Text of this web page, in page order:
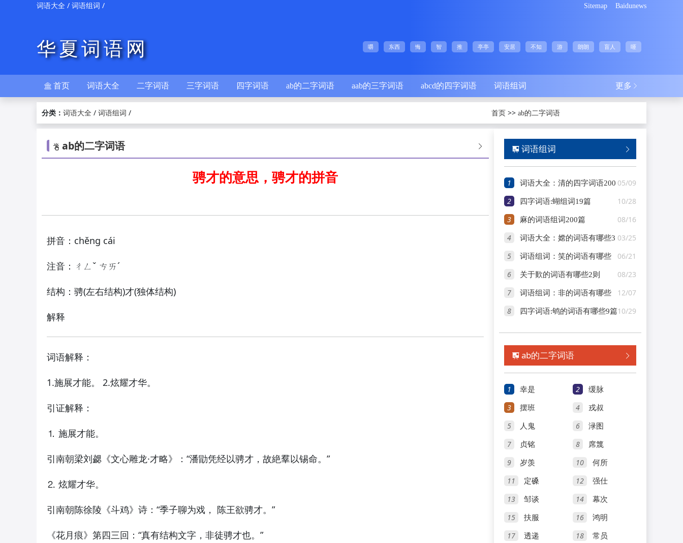
词语大全 / 词语组词 / Sitemap Baidunews
华夏词语网 嚼 东西 悔 智 推 亭亭 安居 不知 游 朗朗 盲人 咂
更多 
 首页 词语大全 二字词语 三字词语 四字词语 ab的二字词语 aab的三字词语 abcd的四字词语 词语组词
分类： 词语大全 / 词语组词 / 首页 >> ab的二字词语

 ab的二字词语
骋才的意思，骋才的拼音
拼音：chěng cái
注音：ㄔㄥˇ ㄘㄞˊ
结构：骋(左右结构)才(独体结构)
解释
词语解释：
1.施展才能。 2.炫耀才华。
引证解释：
⒈ 施展才能。
引南朝梁刘勰《文心雕龙·才略》：“潘勖凭经以骋才，故絶羣以锡命。”
⒉ 炫耀才华。
引南朝陈徐陵《斗鸡》诗：“季子聊为戏， 陈王欲骋才。”
《花月痕》第四三回：“真有结构文字，非徒骋才也。”

 词语组词
1 05/09
词语大全：清的四字词语200
篇
2 10/28
四字词语:蝴组词19篇
3 08/16
麻的词语组词200篇
4 03/25
词语大全：嫦的词语有哪些3
个
5 06/21
词语组词：笑的词语有哪些
200个
6 08/23
关于歎的词语有哪些2则
7 12/07
词语组词：非的词语有哪些
200个
8 10/29
四字词语:鸲的词语有哪些9篇

 ab的二字词语
1 幸是 2 缓脉
3 摆班 4 戎叔
5 人鬼 6 渌图
7 贞铭 8 席篾
9 岁羡 10 何所
11 定磉 12 强仕
13 邹谈 14 幕次
15 扶服 16 鸿明
17 透递 18 常员